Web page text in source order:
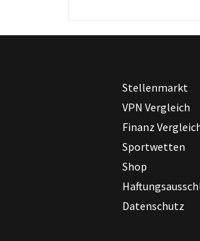
Stellenmarkt
VPN Vergleich
Finanz
Sportwetten
Shop
Datenschutz